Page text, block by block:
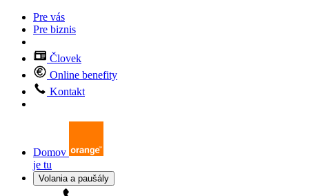
Pre vás
Pre biznis
Človek
Online benefity
Kontakt
Domov
je tu
Volania a paušály